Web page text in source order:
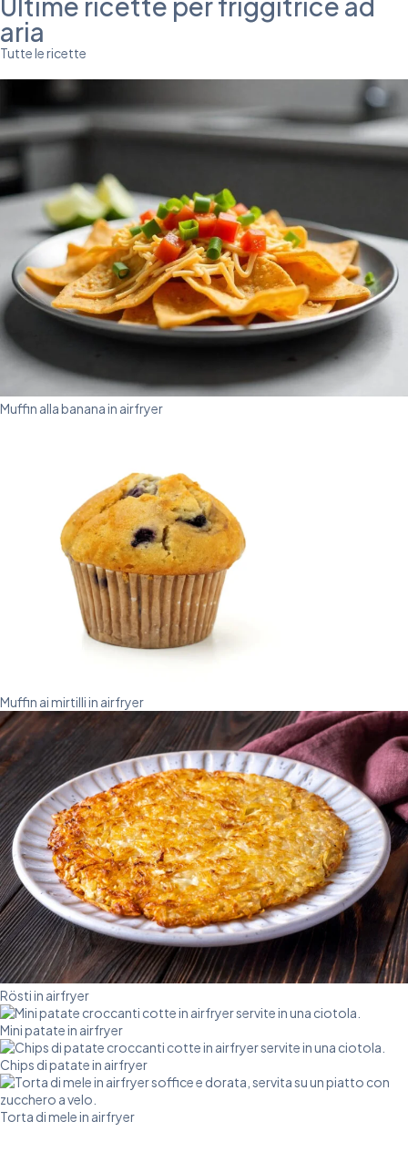
aria
Tutte le ricette
Muffin alla banana in airfryer
Muffin ai mirtilli in airfryer
Rösti in airfryer
Mini patate in airfryer
Chips di patate in airfryer
Torta di mele in airfryer